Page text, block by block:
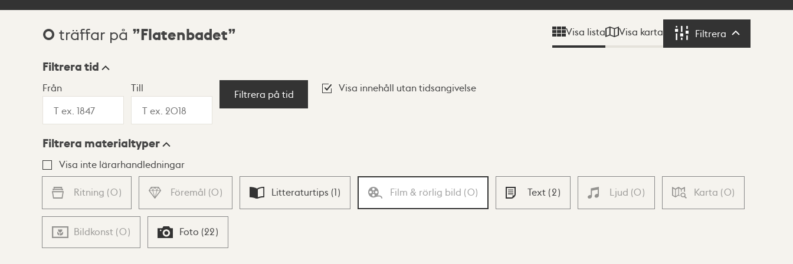
Sökresultat
0 träffar på Flatenbadet Visa lista Visa karta Filtrera Filtrera
Visningsläge
Lista Karta
Filtrera tid
Från Till
Filtrera på tid
Visa innehåll utan tidsangivelse
Filtrera materialtyper
Visa inte lärarhandledningar
Ritning (0) Föremål (0) Litteraturtips (1) Film & rörlig bild (0) Text (2) Ljud (0) Karta (0)
Bildkonst (0) Foto (22)